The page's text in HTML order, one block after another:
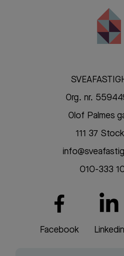
Org. nr.
Olof Palmes
111 37
010-333
Facebook Linkedin